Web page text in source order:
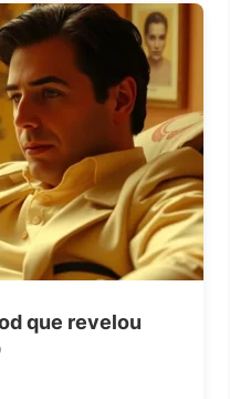
que revelou